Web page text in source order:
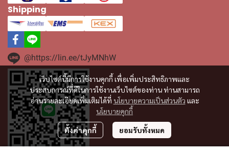
เว็บไซต์นี้มีการใช้งานคุกกี้ เพื่อเพิ่มประสิทธิภาพและ
ประสบการณ์ที่ดีในการใช้งานเว็บไซต์ของท่าน ท่านสามารถ
อ่านรายละเอียดเพิ่มเติมได้ที่ นโยบายความเป็นส่วนตัว และ
นโยบายคุกกี้
ตั้งค่าคุกกี้ ยอมรับทั้งหมด
Shipping
@https://lin.ee/tJyMNhW